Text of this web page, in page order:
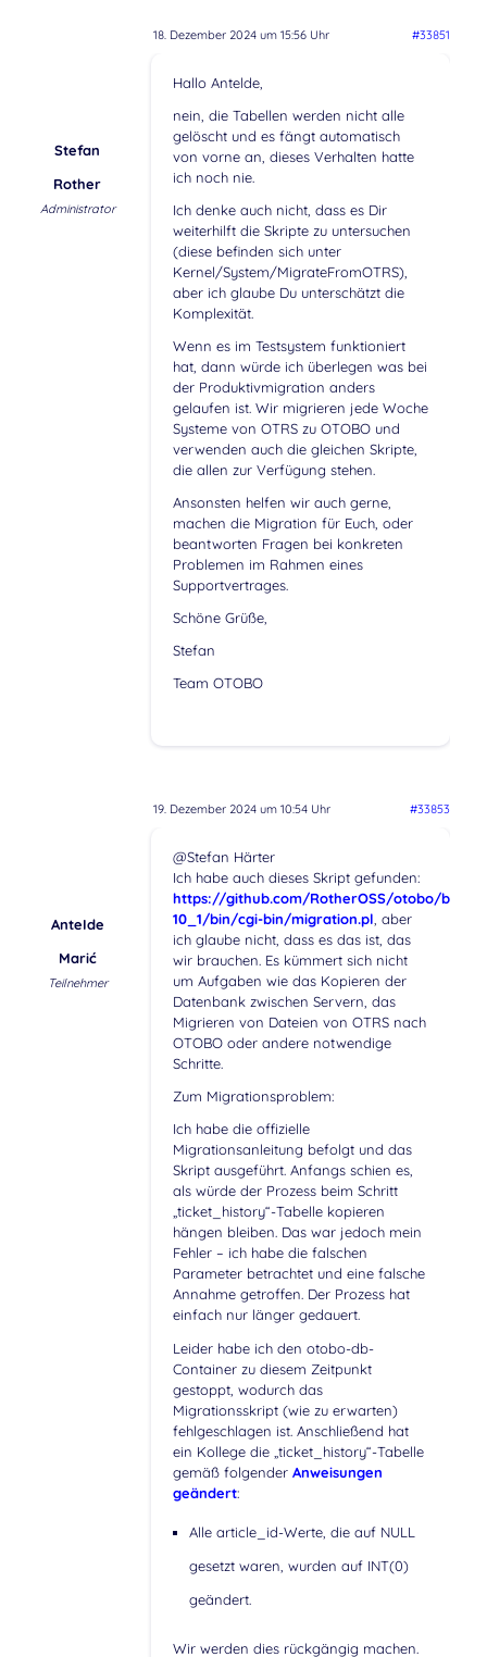
18. Dezember 2024 um 15:56 Uhr #33851
Stefan
Rother
Administrator
Hallo Antelde,
nein, die Tabellen werden nicht alle
gelöscht und es fängt automatisch
von vorne an, dieses Verhalten hatte
ich noch nie.
Ich denke auch nicht, dass es Dir
weiterhilft die Skripte zu untersuchen
(diese befinden sich unter
Kernel/System/MigrateFromOTRS),
aber ich glaube Du unterschätzt die
Komplexität.
Wenn es im Testsystem funktioniert
hat, dann würde ich überlegen was bei
der Produktivmigration anders
gelaufen ist. Wir migrieren jede Woche
Systeme von OTRS zu OTOBO und
verwenden auch die gleichen Skripte,
die allen zur Verfügung stehen.
Ansonsten helfen wir auch gerne,
machen die Migration für Euch, oder
beantworten Fragen bei konkreten
Problemen im Rahmen eines
Supportvertrages.
Schöne Grüße,
Stefan
Team OTOBO
19. Dezember 2024 um 10:54 Uhr #33853
AnteIde
Marić
Teilnehmer
@Stefan Härter
Ich habe auch dieses Skript gefunden:
https://github.com/RotherOSS/otobo/blob/
10_1/bin/cgi-bin/migration.pl, aber
ich glaube nicht, dass es das ist, das
wir brauchen. Es kümmert sich nicht
um Aufgaben wie das Kopieren der
Datenbank zwischen Servern, das
Migrieren von Dateien von OTRS nach
OTOBO oder andere notwendige
Schritte.
Zum Migrationsproblem:
Ich habe die offizielle
Migrationsanleitung befolgt und das
Skript ausgeführt. Anfangs schien es,
als würde der Prozess beim Schritt
„ticket_history“-Tabelle kopieren
hängen bleiben. Das war jedoch mein
Fehler – ich habe die falschen
Parameter betrachtet und eine falsche
Annahme getroffen. Der Prozess hat
einfach nur länger gedauert.
Leider habe ich den otobo-db-
Container zu diesem Zeitpunkt
gestoppt, wodurch das
Migrationsskript (wie zu erwarten)
fehlgeschlagen ist. Anschließend hat
ein Kollege die „ticket_history“-Tabelle
gemäß folgender Anweisungen
geändert:
Alle article_id-Werte, die auf NULL
gesetzt waren, wurden auf INT(0)
geändert.
Wir werden dies rückgängig machen.